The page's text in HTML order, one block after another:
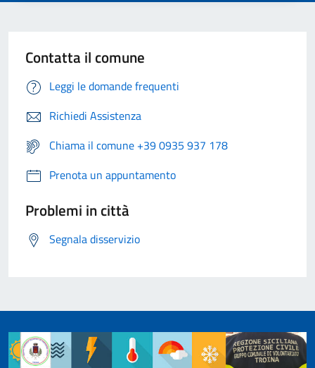
Contatta il comune
Leggi le domande frequenti
Richiedi Assistenza
Chiama il comune +39 0935 937 178
Prenota un appuntamento
Problemi in città
Segnala disservizio